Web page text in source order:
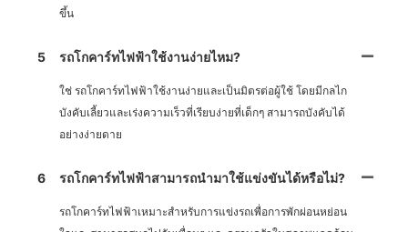
ขึ้น
5 รถโกคาร์ทไฟฟ้าใช้งานง่ายไหม?
ใช่ รถโกคาร์ทไฟฟ้าใช้งานง่ายและเป็นมิตรต่อผู้ใช้ โดยมีกลไก
บังคับเลี้ยวและเร่งความเร็วที่เรียบง่ายที่เด็กๆ สามารถบังคับได้
อย่างง่ายดาย
6 รถโกคาร์ทไฟฟ้าสามารถนำมาใช้แข่งขันได้หรือไม่?
รถโกคาร์ทไฟฟ้าเหมาะสำหรับการแข่งรถเพื่อการพักผ่อนหย่อน